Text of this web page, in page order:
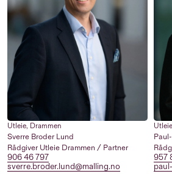
Utleie, Drammen
Sverre Broder Lund
Rådgiver Utleie Drammen / Partner
906 46 797
sverre.broder.lund@malling.no
Utleie
957